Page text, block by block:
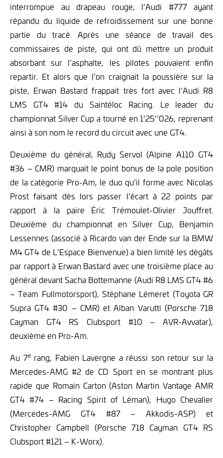
interrompue au drapeau rouge, l’Audi #777 ayant
répandu du liquide de refroidissement sur une bonne
partie du tracé. Après une séance de travail des
commissaires de piste, qui ont dû mettre un produit
absorbant sur l’asphalte, les pilotes pouvaient enfin
repartir. Et alors que l’on craignait la poussière sur la
piste, Erwan Bastard frappait très fort avec l’Audi R8
LMS GT4 #14 du Saintéloc Racing. Le leader du
championnat Silver Cup a tourné en 1’25’’026, reprenant
ainsi à son nom le record du circuit avec une GT4.
Deuxième du général, Rudy Servol (Alpine A110 GT4
#36 – CMR) marquait le point bonus de la pole position
de la catégorie Pro-Am, le duo qu’il forme avec Nicolas
Prost faisant dès lors passer l’écart à 22 points par
rapport à la paire Éric Trémoulet-Olivier Jouffret.
Deuxième du championnat en Silver Cup, Benjamin
Lessennes (associé à Ricardo van der Ende sur la BMW
M4 GT4 de L’Espace Bienvenue) a bien limité les dégâts
par rapport à Erwan Bastard avec une troisième place au
général devant Sacha Bottemanne (Audi R8 LMS GT4 #6
– Team Fullmotorsport), Stéphane Lémeret (Toyota GR
Supra GT4 #30 – CMR) et Alban Varutti (Porsche 718
Cayman GT4 RS Clubsport #10 – AVR-Avvatar),
deuxième en Pro-Am.
Au 7erang, Fabien Lavergne a réussi son retour sur la
Mercedes-AMG #2 de CD Sport en se montrant plus
rapide que Romain Carton (Aston Martin Vantage AMR
GT4 #74 – Racing Spirit of Léman), Hugo Chevalier
(Mercedes-AMG GT4 #87 – Akkodis-ASP) et
Christopher Campbell (Porsche 718 Cayman GT4 RS
Clubsport #121 – K-Worx).